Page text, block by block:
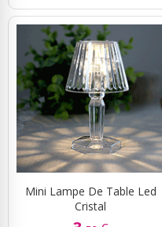
Mini Lampe De Table Led
Cristal